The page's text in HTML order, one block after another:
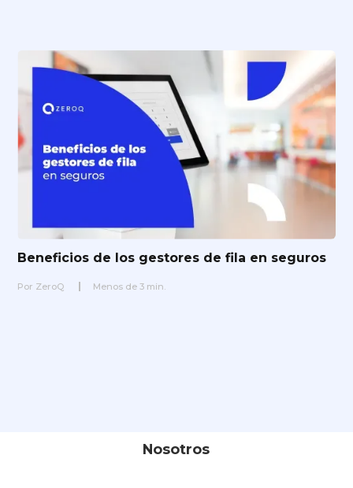
Beneficios de los gestores de fila en seguros
Por ZeroQ Menos de 3 min.
Nosotros